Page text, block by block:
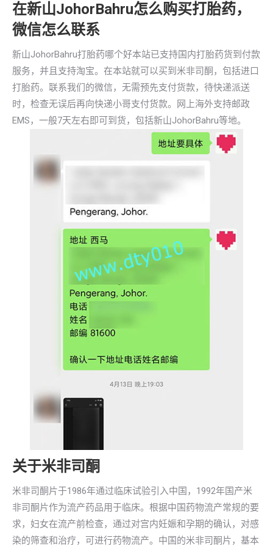
在新山JohorBahru怎么购买打胎药，
微信怎么联系
新山JohorBahru打胎药哪个好本站已支持国内打胎药货到付款
服务，并且支持淘宝。在本站就可以买到米非司酮，包括进口
打胎药。联系我们的微信，无需预先支付货款，待快递派送
时，检查无误后再向快递小哥支付货款。网上海外支持邮政
EMS，一般7天左右即可到货，包括新山JohorBahru等地。
关于米非司酮
米非司酮片于1986年通过临床试验引入中国，1992年国产米
非司酮片作为流产药品用于临床。根据中国药物流产常规的要
求，妇女在流产前检查，通过对宫内妊娠和孕期的确认，对感
染的筛查和治疗，可进行药物流产。中国的米非司酮片，基本